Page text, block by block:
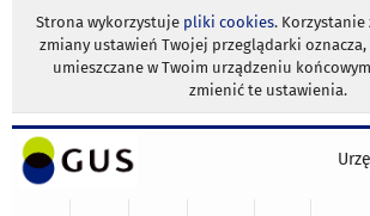
Strona wykorzystuje pliki cookies. Korzystanie
zmiany ustawień Twojej przeglądarki oznacza,
umieszczane w Twoim urządzeniu
zmienić te ustawienia.